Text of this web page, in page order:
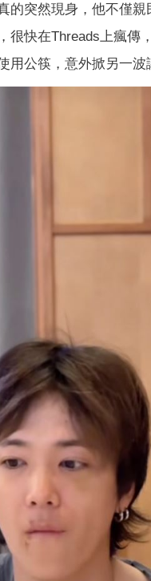
的突然現身，他不僅
快在Threads上瘋傳
用公筷，意外掀另一波